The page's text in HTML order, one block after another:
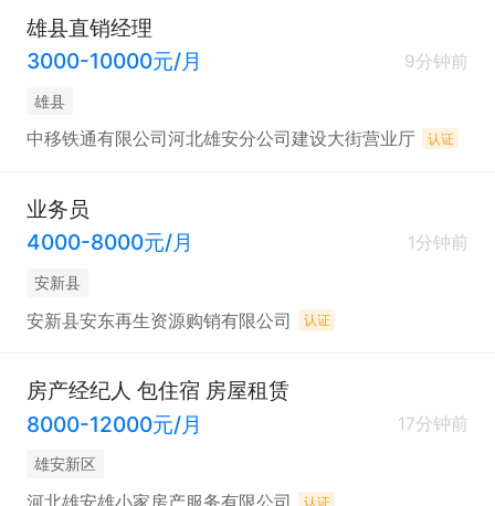
• 完成月度/季度/年度销售指标
• 提交销售报表、工作计划与总结
• 配合团队完成区域销售目标
二、任职要求
雄县直销经理
3000-10000元/月
9分钟前
雄县
中移铁通有限公司河北雄安分公司建设大街营业厅 认证
业务员
4000-8000元/月
1分钟前
安新县
安新县安东再生资源购销有限公司 认证
房产经纪人 包住宿 房屋租赁
8000-12000元/月
17分钟前
雄安新区
河北雄安雄小家房产服务有限公司 认证